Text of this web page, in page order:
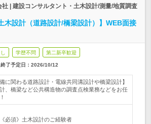
| 建設コンサルタント・土木設計/測量/地質調査
木設計（道路設計/橋梁設計）】WEB面接
学歴不問 第二新卒歓迎
終了予定日： 2026/10/12
に関わる道路設計・電線共同溝設計や橋梁設計】
、橋梁など公共構造物の調査点検業務などをお任
必須》土木設計のご経験者